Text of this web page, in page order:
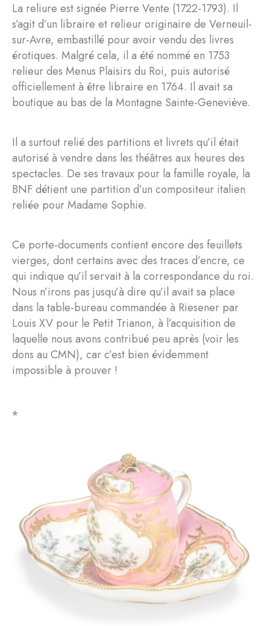
La reliure est signée Pierre Vente (1722-1793). Il
s’agit d’un libraire et relieur originaire de Verneuil-
sur-Avre, embastillé pour avoir vendu des livres
érotiques. Malgré cela, il a été nommé en 1753
relieur des Menus Plaisirs du Roi, puis autorisé
officiellement à être libraire en 1764. Il avait sa
boutique au bas de la Montagne Sainte-Geneviève.
Il a surtout relié des partitions et livrets qu’il était
autorisé à vendre dans les théâtres aux heures des
spectacles. De ses travaux pour la famille royale, la
BNF détient une partition d’un compositeur italien
reliée pour Madame Sophie.
Ce porte-documents contient encore des feuillets
vierges, dont certains avec des traces d’encre, ce
qui indique qu’il servait à la correspondance du roi.
Nous n’irons pas jusqu’à dire qu’il avait sa place
dans la table-bureau commandée à Riesener par
Louis XV pour le Petit Trianon, à l’acquisition de
laquelle nous avons contribué peu après (voir les
dons au CMN), car c’est bien évidemment
impossible à prouver !
⁎